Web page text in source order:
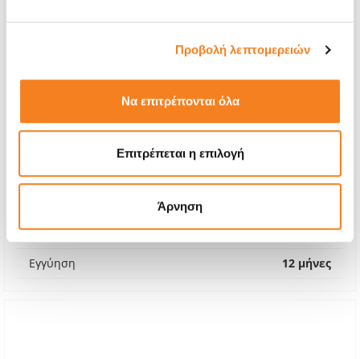
Προβολή λεπτομερειών
Να επιτρέπονται όλα
Επιτρέπεται η επιλογή
Άρνηση
€44,35
Χρόνος
1-2 ώρες
Εγγύηση
12 μήνες